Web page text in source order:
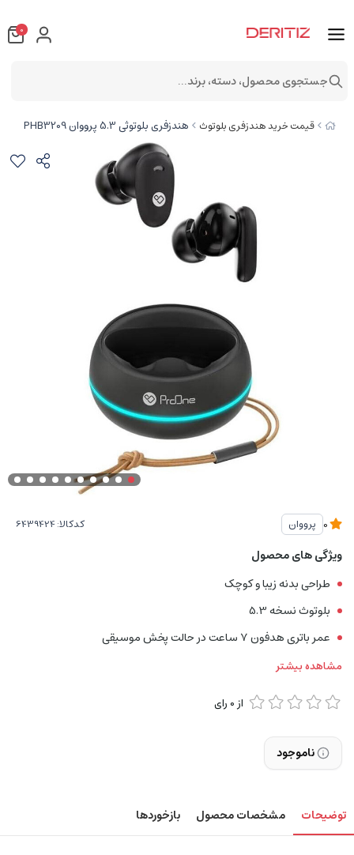
قیمت خرید هندزفری بلوتوث هندزفری بلوتوثی 5.3 پرووان PHB3209
پرووان کدکالا:
ویژگی های محصول
طراحی بدنه زیبا و کوچک
بلوتوث نسخه 5.3
عمر باتری هدفون 7 ساعت در حالت پخش موسیقی
مشاهده بیشتر
از0 رای
ناموجود
توضیحات مشخصات محصول بازخوردها
0
جستجوی محصول، دسته، برند...